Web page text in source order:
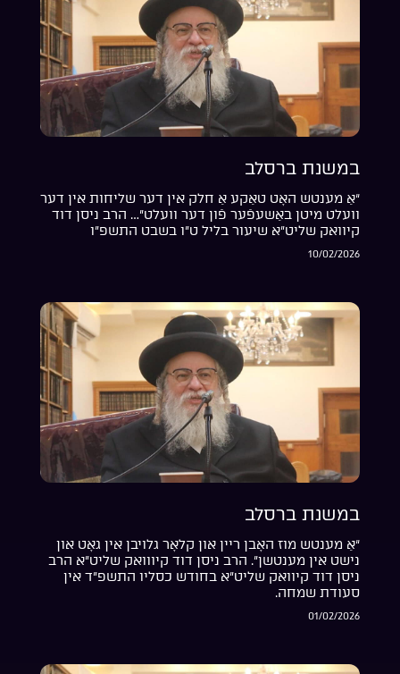
במשנת ברסלב
“אַ מענטש האָט טאַקע אַ חלק אין דער שליחות אין דער
וועלט מיטן באַשעפֿער פֿון דער וועלט”… הרב ניסן דוד
קיוואק שליט”א שיעור בליל ט”ו בשבט התשפ”ו
10/02/2026
במשנת ברסלב
“אַ מענטש מוז האָבן ריין און קלאָר גלויבן אין גאָט און
נישט אין מענטשן”. הרב ניסן דוד קיווואק שליט”א הרב
ניסן דוד קיוואק שליט”א בחודש כסליו התשפ”ד אין
סעודת שמחה.
01/02/2026